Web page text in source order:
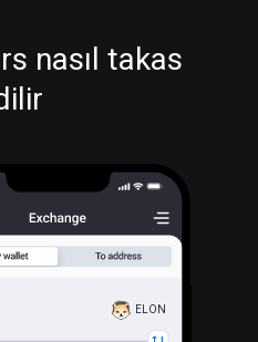
nasıl takas
ELON